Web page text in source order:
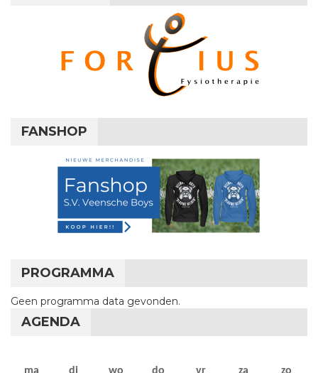
FANSHOP
PROGRAMMA
Geen programma data gevonden.
AGENDA
ma maandag
di dinsdag
wo woensdag
do donderdag
vr vrijdag
za zaterdag
zo